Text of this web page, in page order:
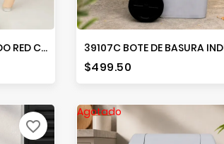
R6-10115 BOTE TRASLUCIDO RED CHICO
Precio
$499.50
favorite_border
Agotado